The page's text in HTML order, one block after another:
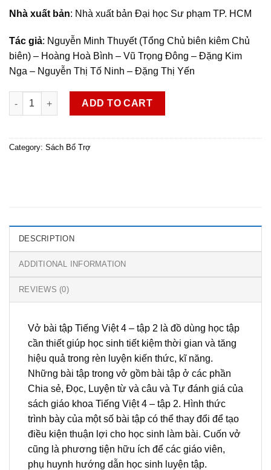
Nhà xuất bản: Nhà xuất bản Đại học Sư phạm TP. HCM
Tác giả: Nguyễn Minh Thuyết (Tổng Chủ biên kiêm Chủ
biên) – Hoàng Hoà Bình – Vũ Trọng Đông – Đặng Kim
Nga – Nguyễn Thị Tố Ninh – Đặng Thị Yến
VBT Tiếng Việt 4 - tập 2 quantity
ADD TO CART
Category: Sách Bổ Trợ
DESCRIPTION
ADDITIONAL INFORMATION
REVIEWS (0)
Vở bài tập Tiếng Việt 4 – tập 2 là đồ dùng học tập
cần thiết giúp học sinh tiết kiệm thời gian và tăng
hiệu quả trong rèn luyện kiến thức, kĩ năng.
Những bài tập trong vở gồm bài tập ở các phần
Chia sẻ, Đọc, Luyện từ và câu và Tự đánh giá của
sách giáo khoa Tiếng Việt 4 – tập 2. Hình thức
trình bày của một số bài tập có thể thay đổi để tạo
điều kiện thuận lợi cho học sinh làm bài. Cuốn vở
cũng là phương tiện hữu ích để các giáo viên,
phụ huynh hướng dẫn học sinh luyện tập.